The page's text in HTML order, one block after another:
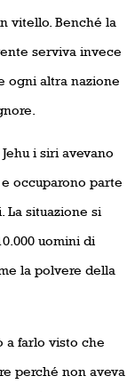
vitello. Benché la
serviva invece
ogni altra nazione
i siri avevano
occuparono parte
La situazione si
uomini di
la polvere della
a farlo visto che
perché non aveva